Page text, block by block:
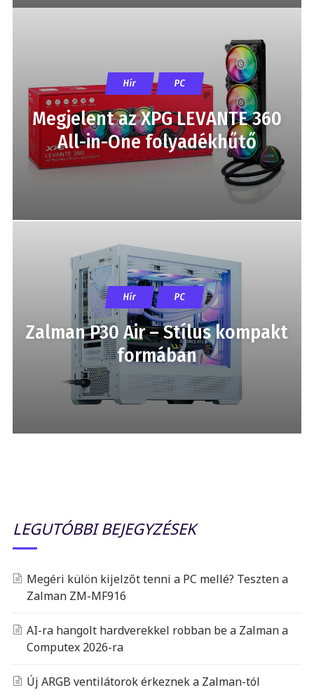
Hír PC
Megjelent az XPG LEVANTE 360
All-in-One folyadékhűtő
Hír PC
Zalman P30 Air – Stílus kompakt
formában
LEGUTÓBBI BEJEGYZÉSEK
Megéri külön kijelzőt tenni a PC mellé? Teszten a
Zalman ZM-MF916
AI-ra hangolt hardverekkel robban be a Zalman a
Computex 2026-ra
Új ARGB ventilátorok érkeznek a Zalman-tól